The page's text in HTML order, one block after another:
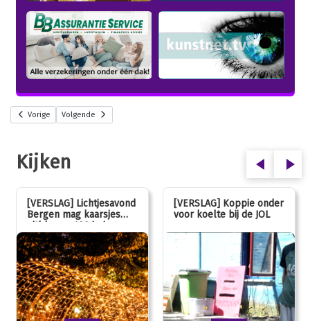
Vorige Volgende
Kijken
[VERSLAG] Lichtjesavond
Bergen mag kaarsjes
uitblazen: 100 jarig
jubileum!
[VERSLAG] Koppie onder
voor koelte bij de JOL